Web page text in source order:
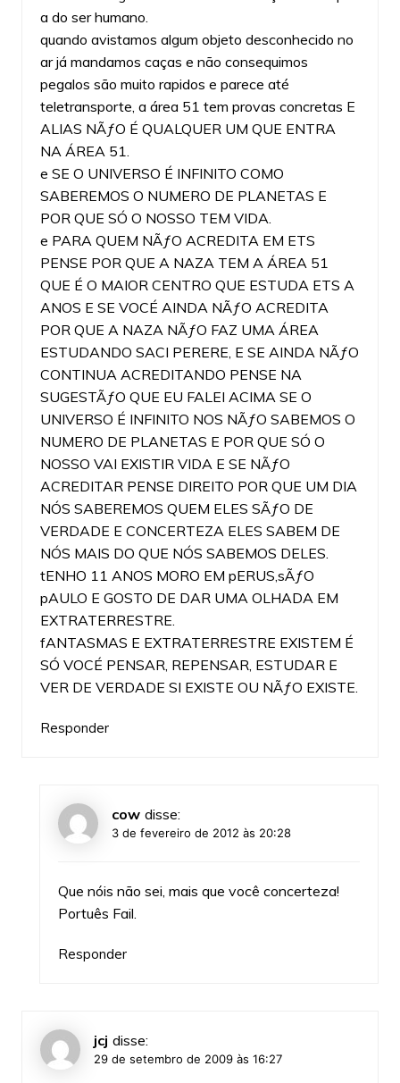
a do ser humano.
quando avistamos algum objeto desconhecido no
ar já mandamos caças e não consequimos
pegalos são muito rapidos e parece até
teletransporte, a área 51 tem provas concretas E
ALIAS NÃƒO É QUALQUER UM QUE ENTRA
NA ÁREA 51.
e SE O UNIVERSO É INFINITO COMO
SABEREMOS O NUMERO DE PLANETAS E
POR QUE SÓ O NOSSO TEM VIDA.
e PARA QUEM NÃƒO ACREDITA EM ETS
PENSE POR QUE A NAZA TEM A ÁREA 51
QUE É O MAIOR CENTRO QUE ESTUDA ETS A
ANOS E SE VOCÉ AINDA NÃƒO ACREDITA
POR QUE A NAZA NÃƒO FAZ UMA ÁREA
ESTUDANDO SACI PERERE, E SE AINDA NÃƒO
CONTINUA ACREDITANDO PENSE NA
SUGESTÃƒO QUE EU FALEI ACIMA SE O
UNIVERSO É INFINITO NOS NÃƒO SABEMOS O
NUMERO DE PLANETAS E POR QUE SÓ O
NOSSO VAI EXISTIR VIDA E SE NÃƒO
ACREDITAR PENSE DIREITO POR QUE UM DIA
NÓS SABEREMOS QUEM ELES SÃƒO DE
VERDADE E CONCERTEZA ELES SABEM DE
NÓS MAIS DO QUE NÓS SABEMOS DELES.
tENHO 11 ANOS MORO EM pERUS,sÃƒO
pAULO E GOSTO DE DAR UMA OLHADA EM
EXTRATERRESTRE.
fANTASMAS E EXTRATERRESTRE EXISTEM É
SÓ VOCÉ PENSAR, REPENSAR, ESTUDAR E
VER DE VERDADE SI EXISTE OU NÃƒO EXISTE.
Responder
cow disse:
3 de fevereiro de 2012 às 20:28
Que nóis não sei, mais que você concerteza!
Portuês Fail.
Responder
jcj disse:
29 de setembro de 2009 às 16:27